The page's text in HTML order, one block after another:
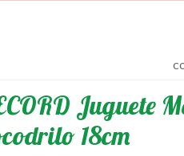
Juguete
18cm